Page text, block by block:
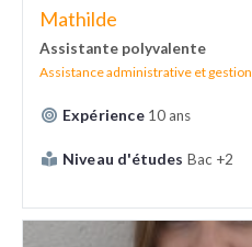
Mathilde
Assistante polyvalente
Assistance administrative et gestion
Expérience 10 ans
Niveau d'études Bac +2